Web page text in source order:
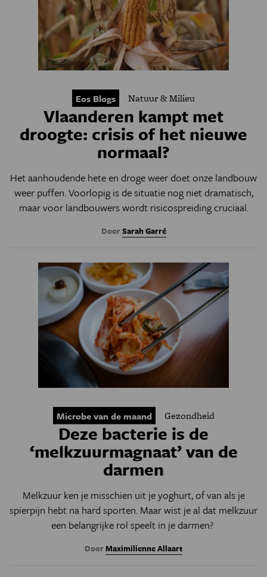
Eos Blogs Natuur & Milieu
Vlaanderen kampt met
droogte: crisis of het nieuwe
normaal?
Het aanhoudende hete en droge weer doet onze landbouw
weer puffen. Voorlopig is de situatie nog niet dramatisch,
maar voor landbouwers wordt risicospreiding cruciaal.
DoorSarah Garré
Microbe van de maand Gezondheid
Deze bacterie is de
‘melkzuurmagnaat’ van de
darmen
Melkzuur ken je misschien uit je yoghurt, of van als je
spierpijn hebt na hard sporten. Maar wist je al dat melkzuur
een belangrijke rol speelt in je darmen?
DoorMaximilienne Allaart